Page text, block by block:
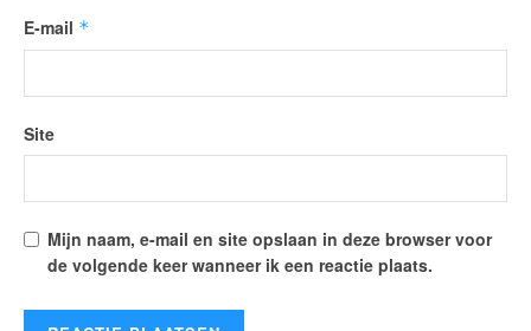
E-mail *
Site
Mijn naam, e-mail en site opslaan in deze browser voor
de volgende keer wanneer ik een reactie plaats.